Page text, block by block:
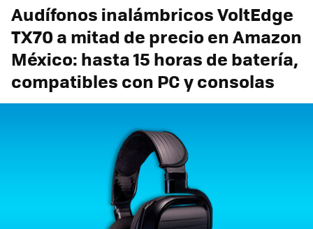
Audífonos inalámbricos VoltEdge
TX70 a mitad de precio en Amazon
México: hasta 15 horas de batería,
compatibles con PC y consolas